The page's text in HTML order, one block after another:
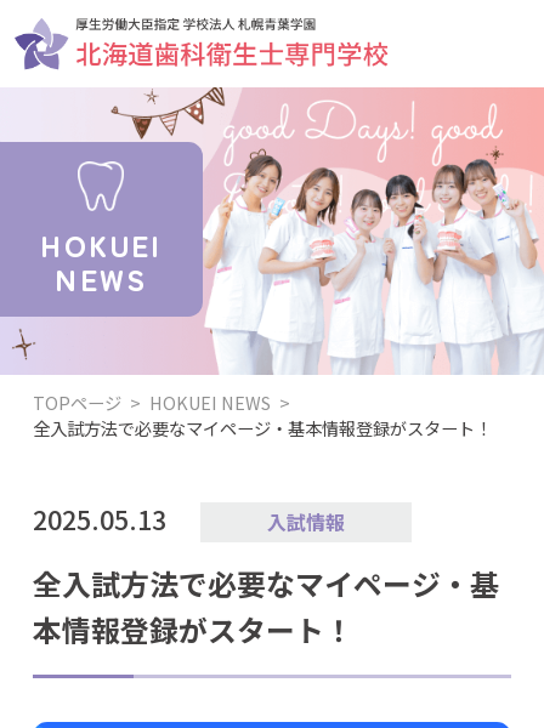
HOKUEI
NEWS
TOPページ > HOKUEI NEWS >
全入試方法で必要なマイページ・基本情報登録がスタート！
2025.05.13 入試情報
全入試方法で必要なマイページ・基
本情報登録がスタート！